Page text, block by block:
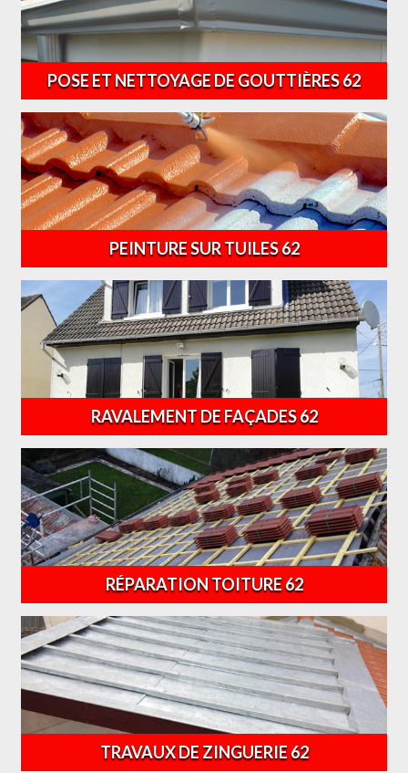
POSE ET NETTOYAGE DE GOUTTIÈRES 62
PEINTURE SUR TUILES 62
RAVALEMENT DE FAÇADES 62
RÉPARATION TOITURE 62
TRAVAUX DE ZINGUERIE 62